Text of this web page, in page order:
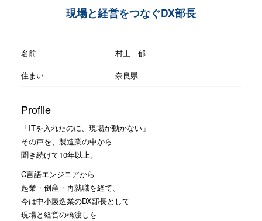
現場と経営をつなぐDX部長
名前
村上 郁
住まい
奈良県
Profile
「ITを入れたのに、現場が動かない」——
その声を、製造業の中から
聞き続けて10年以上。
C言語エンジニアから
起業・倒産・再就職を経て、
今は中小製造業のDX部長として
現場と経営の橋渡しを